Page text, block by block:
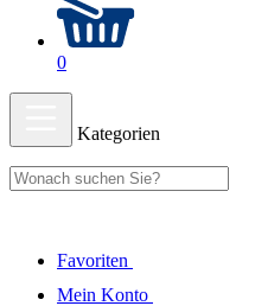
0
Kategorien
Favoriten
Mein Konto